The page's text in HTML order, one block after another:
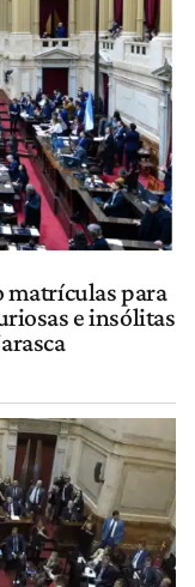
matrículas para
e insólitas